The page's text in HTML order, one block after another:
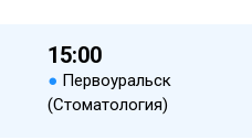
15:00
● Первоуральск
(Стоматология)